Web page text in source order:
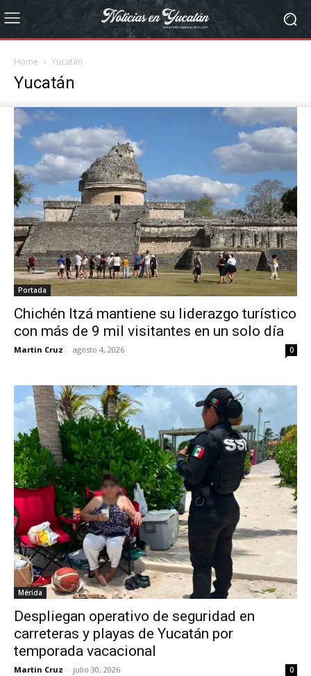
Home Yucatán
Yucatán
Portada
Chichén Itzá mantiene su liderazgo turístico
con más de 9 mil visitantes en un solo día
Martin Cruz - agosto 4, 2026 0
Mérida
Despliegan operativo de seguridad en
carreteras y playas de Yucatán por
temporada vacacional
Martin Cruz - julio 30, 2026 0